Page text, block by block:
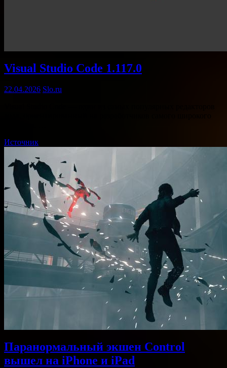
Visual Studio Code 1.117.0
22.04.2026 Slo.ru
Источник
Паранормальный экшен Control
вышел на iPhone и iPad